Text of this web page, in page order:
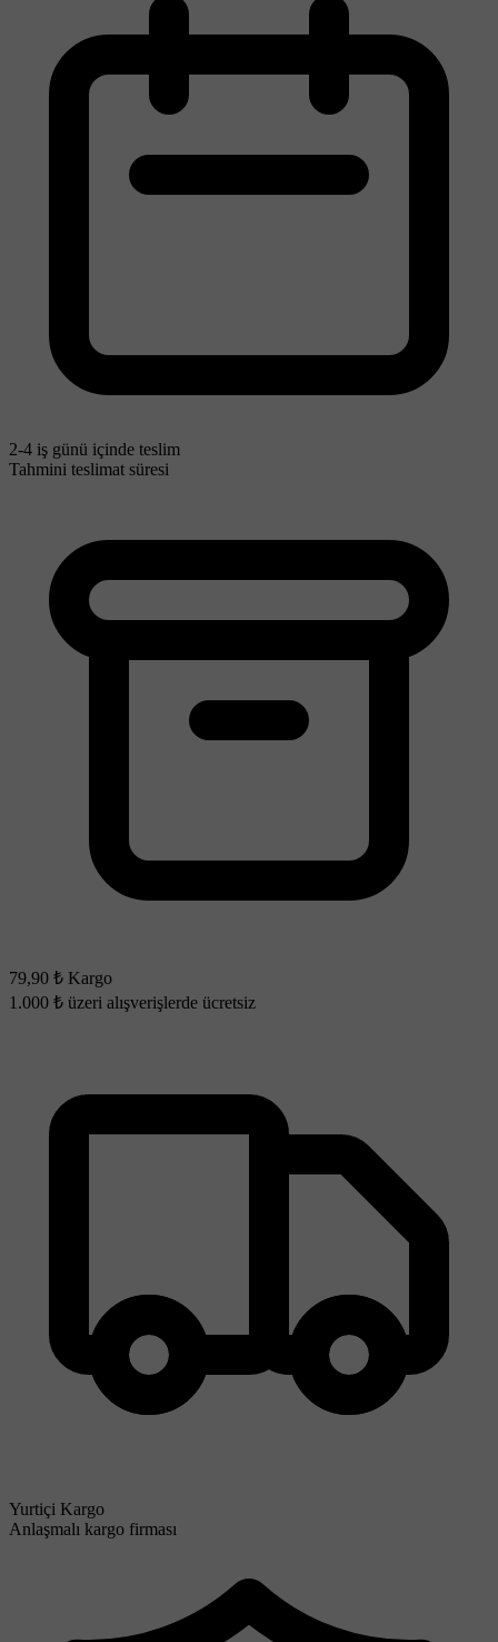
2-4 iş günü içinde teslim
Tahmini teslimat süresi
79,90 ₺ Kargo
1.000 ₺ üzeri alışverişlerde ücretsiz
Yurtiçi Kargo
Anlaşmalı kargo firması